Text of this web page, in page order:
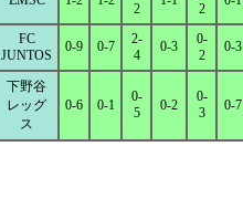
2
2
FC
JUNTOS
0-9 0-7
2-
4
0-3
0-
2
0-3
下野谷
レッグ
ス
0-6 0-1
0-
5
0-2
0-
3
0-7